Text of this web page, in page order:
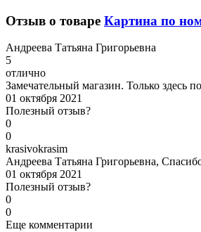
Отзыв о товаре Картина по
Андреева Татьяна Григорьевна
5
отлично
Замечательный магазин. Только здесь
01 октября 2021
Полезный отзыв?
0
0
krasivokrasim
Андреева Татьяна Григорьевна,
01 октября 2021
Полезный отзыв?
0
0
Еще комментарии